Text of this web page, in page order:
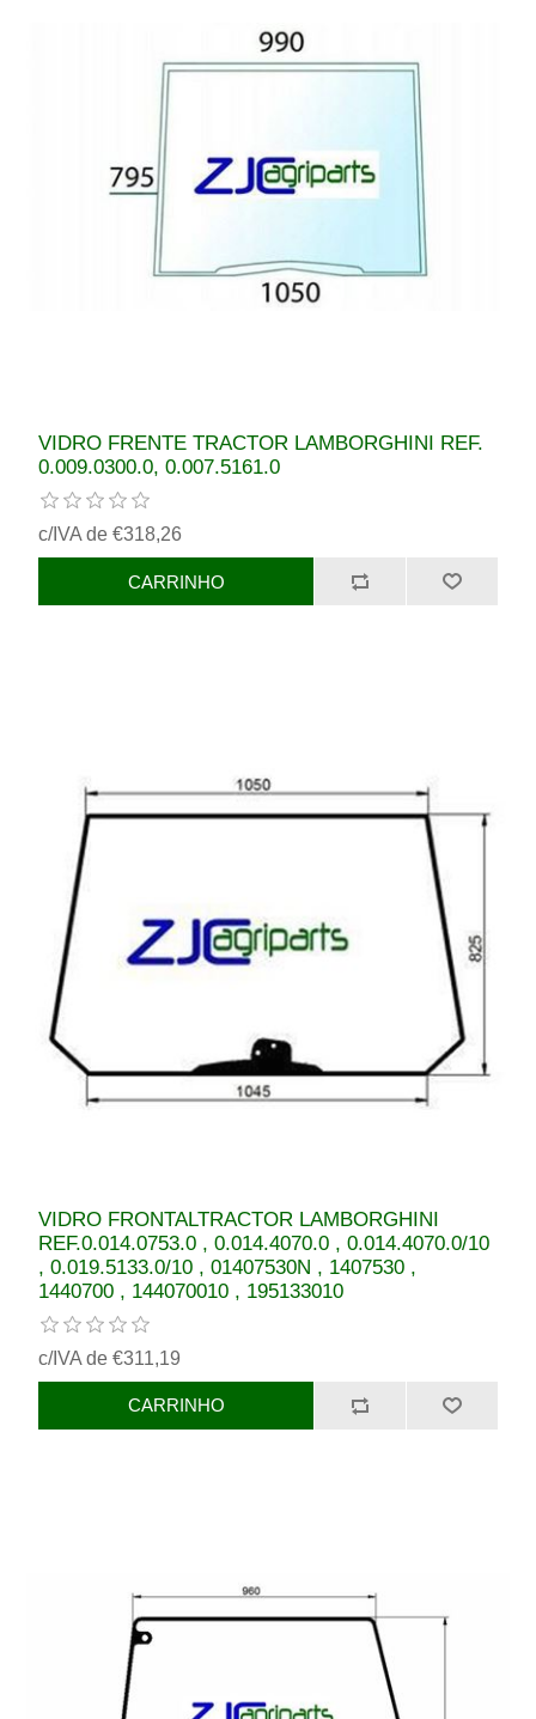
VIDRO FRENTE TRACTOR LAMBORGHINI REF.
0.009.0300.0, 0.007.5161.0
c/IVA de €318,26
VIDRO FRONTALTRACTOR LAMBORGHINI
REF.0.014.0753.0 , 0.014.4070.0 , 0.014.4070.0/10
, 0.019.5133.0/10 , 01407530N , 1407530 ,
1440700 , 144070010 , 195133010
c/IVA de €311,19